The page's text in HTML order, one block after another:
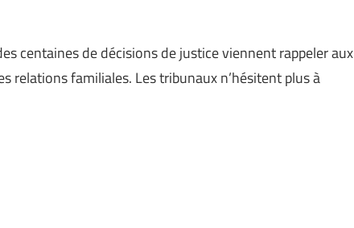
centaines de décisions de justice viennent rappeler aux
relations familiales. Les tribunaux n’hésitent plus à